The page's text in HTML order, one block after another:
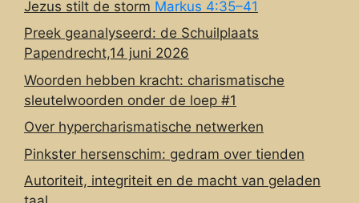
Jezus stilt de storm Markus 4:35–41
Preek geanalyseerd: de Schuilplaats
Papendrecht,14 juni 2026
Woorden hebben kracht: charismatische
sleutelwoorden onder de loep #1
Over hypercharismatische netwerken
Pinkster hersenschim: gedram over tienden
Autoriteit, integriteit en de macht van geladen